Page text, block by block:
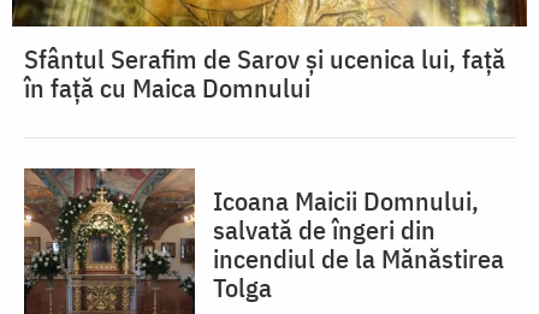
Sfântul Serafim de Sarov și ucenica lui, față
în față cu Maica Domnului
Icoana Maicii Domnului,
salvată de îngeri din
incendiul de la Mănăstirea
Tolga